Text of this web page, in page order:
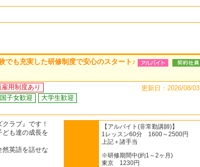
でも充実した研修制度で安心のスタート♪
用制度あり
子女歓迎
大学生歓迎
更新日：2026/08/03
ラブ』です！
ども達の成長を
然英語を話せな
【アルバイト(非常勤講師)】
1レッスン60分 1600～2500円
上記＋諸手当
※研修期間中(約1～2ヶ月)
東京 1230円